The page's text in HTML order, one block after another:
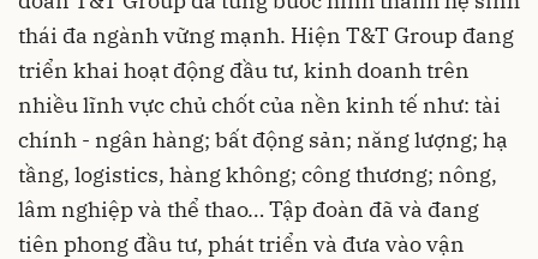
thái đa ngành vững mạnh. Hiện T&T Group đang
triển khai hoạt động đầu tư, kinh doanh trên
nhiều lĩnh vực chủ chốt của nền kinh tế như: tài
chính - ngân hàng; bất động sản; năng lượng; hạ
tầng, logistics, hàng không; công thương; nông,
lâm nghiệp và thể thao… Tập đoàn đã và đang
tiên phong đầu tư, phát triển và đưa vào vận